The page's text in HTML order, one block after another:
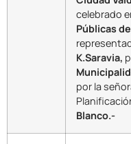
celebrado
Públicas
K.Saravia,
por la
Blanco.-